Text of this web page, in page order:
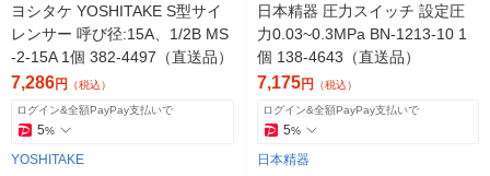
ヨシタケ YOSHITAKE S型サイ
レンサー 呼び径:15A、1/2B MS
-2-15A 1個 382-4497（直送品）
7,286円 （税込）
ログイン&全額PayPay支払いで
5%
YOSHITAKE
日本精器 圧力スイッチ 設定圧
力0.03~0.3MPa BN-1213-10 1
個 138-4643（直送品）
7,175円 （税込）
ログイン&全額PayPay支払いで
5%
日本精器